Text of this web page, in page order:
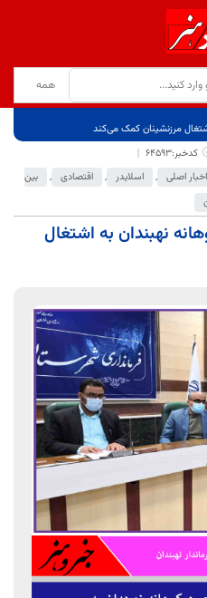
مرزنشینان کمک می‌کند
کدخبر:64593
اخبار اصلی , اسلایدر , اقتصادی ,
بین
نهبندان به اشتغال